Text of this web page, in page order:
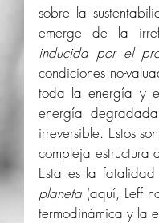
sobre la
emerge de la
inducida por el
condiciones no-
toda la energía y
energía
irreversible. Estos
compleja estructura
Esta es la
planeta (aquí, Leff
termodinámica y la